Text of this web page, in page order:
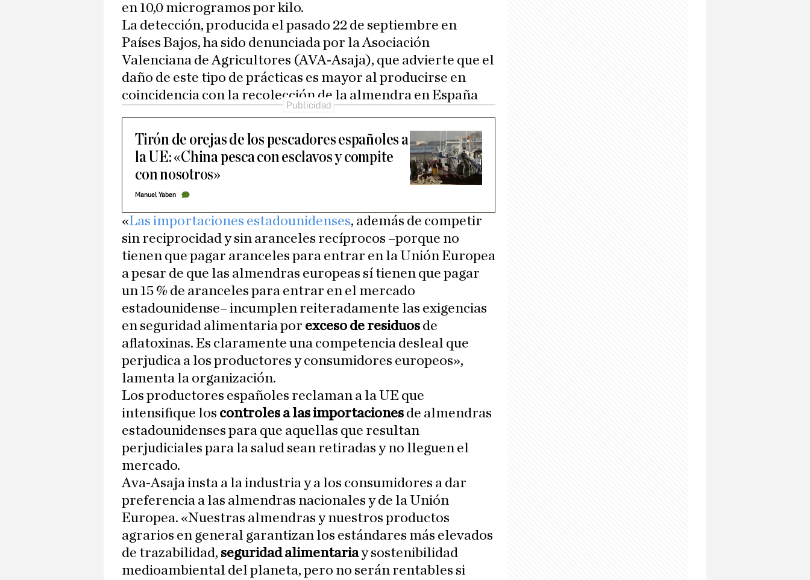
en 10,0 microgramos por kilo.
La detección, producida el pasado 22 de septiembre en
Países Bajos, ha sido denunciada por la Asociación
Valenciana de Agricultores (AVA-Asaja), que advierte que el
daño de este tipo de prácticas es mayor al producirse en
coincidencia con la recolección de la almendra en España
Tirón de orejas de los pescadores españoles a
la UE: «China pesca con esclavos y compite
con nosotros»
Manuel Yaben
«Las importaciones estadounidenses, además de competir
sin reciprocidad y sin aranceles recíprocos –porque no
tienen que pagar aranceles para entrar en la Unión Europea
a pesar de que las almendras europeas sí tienen que pagar
un 15 % de aranceles para entrar en el mercado
estadounidense– incumplen reiteradamente las exigencias
en seguridad alimentaria por exceso de residuos de
aflatoxinas. Es claramente una competencia desleal que
perjudica a los productores y consumidores europeos»,
lamenta la organización.
Los productores españoles reclaman a la UE que
intensifique los controles a las importaciones de almendras
estadounidenses para que aquellas que resultan
perjudiciales para la salud sean retiradas y no lleguen el
mercado.
Ava-Asaja insta a la industria y a los consumidores a dar
preferencia a las almendras nacionales y de la Unión
Europea. «Nuestras almendras y nuestros productos
agrarios en general garantizan los estándares más elevados
de trazabilidad, seguridad alimentariay sostenibilidad
medioambiental del planeta, pero no serán rentables si